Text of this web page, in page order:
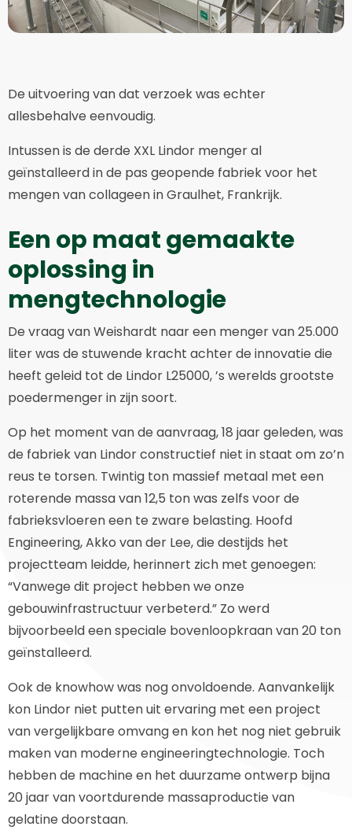
De uitvoering van dat verzoek was echter
allesbehalve eenvoudig.
Intussen is de derde XXL Lindor menger al
geïnstalleerd in de pas geopende fabriek voor het
mengen van collageen in Graulhet, Frankrijk.
Een op maat gemaakte
oplossing in
mengtechnologie
De vraag van Weishardt naar een menger van 25.000
liter was de stuwende kracht achter de innovatie die
heeft geleid tot de Lindor L25000, ’s werelds grootste
poedermenger in zijn soort.
Op het moment van de aanvraag, 18 jaar geleden, was
de fabriek van Lindor constructief niet in staat om zo’n
reus te torsen. Twintig ton massief metaal met een
roterende massa van 12,5 ton was zelfs voor de
fabrieksvloeren een te zware belasting. Hoofd
Engineering, Akko van der Lee, die destijds het
projectteam leidde, herinnert zich met genoegen:
“Vanwege dit project hebben we onze
gebouwinfrastructuur verbeterd.” Zo werd
bijvoorbeeld een speciale bovenloopkraan van 20 ton
geïnstalleerd.
Ook de knowhow was nog onvoldoende. Aanvankelijk
kon Lindor niet putten uit ervaring met een project
van vergelijkbare omvang en kon het nog niet gebruik
maken van moderne engineeringtechnologie. Toch
hebben de machine en het duurzame ontwerp bijna
20 jaar van voortdurende massaproductie van
gelatine doorstaan.